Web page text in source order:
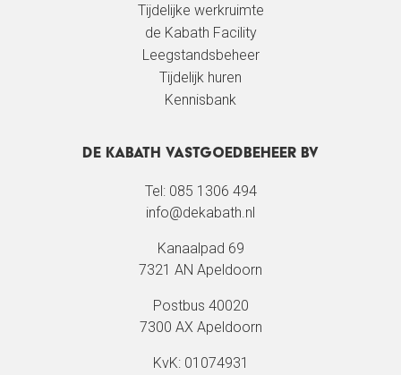
Tijdelijke werkruimte
de Kabath Facility
Leegstandsbeheer
Tijdelijk huren
Kennisbank
De Kabath Vastgoedbeheer BV
Tel: 085 1306 494
info@dekabath.nl
Kanaalpad 69
7321 AN Apeldoorn
Postbus 40020
7300 AX Apeldoorn
KvK: 01074931